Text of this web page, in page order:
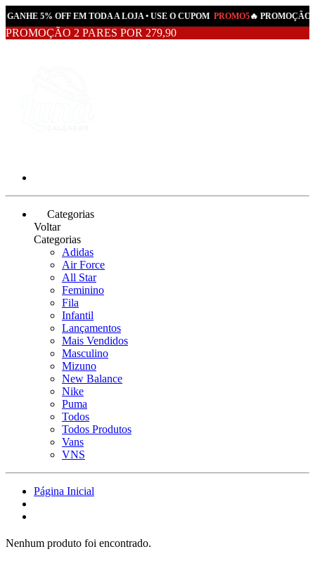
GANHE 5% OFF EM TODA A LOJA • USE O CUPOM PROMO5🔥 PROMOÇÃO
PROMOÇÃO 2 PARES POR 279,90
Categorias
Voltar
Categorias
Adidas
Air Force
All Star
Feminino
Fila
Infantil
Lançamentos
Mais Vendidos
Masculino
Mizuno
New Balance
Nike
Puma
Todos
Todos Produtos
Vans
VNS
Página Inicial
Nenhum produto foi encontrado.